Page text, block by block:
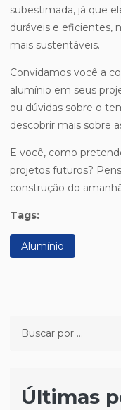
subestimada, já que
duráveis e eficientes,
mais sustentáveis.
Convidamos você a
alumínio em seus
ou dúvidas sobre o
descobrir mais sobre
E você, como
projetos futuros?
construção do
Tags:
Alumínio
Últimas